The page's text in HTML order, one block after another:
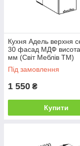
Кухня Адель верхня
30 фасад МДФ
мм (Світ Меблів ТМ)
Під замовлення
1 550 ₴
Купити